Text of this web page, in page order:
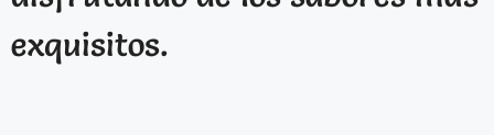
exquisitos.